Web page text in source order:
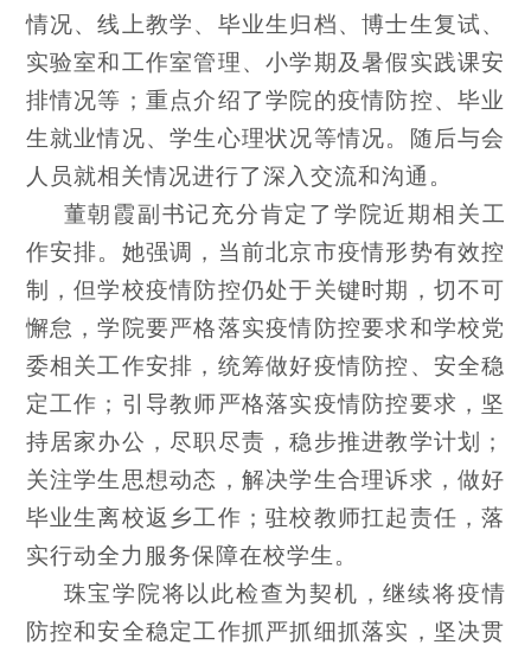
情况、线上教学、毕业生归档、博士生复试、
实验室和工作室管理、小学期及暑假实践课安
排情况等；重点介绍了学院的疫情防控、毕业
生就业情况、学生心理状况等情况。随后与会
人员就相关情况进行了深入交流和沟通。
董朝霞副书记充分肯定了学院近期相关工
作安排。她强调，当前北京市疫情形势有效控
制，但学校疫情防控仍处于关键时期，切不可
懈怠，学院要严格落实疫情防控要求和学校党
委相关工作安排，统筹做好疫情防控、安全稳
定工作；引导教师严格落实疫情防控要求，坚
持居家办公，尽职尽责，稳步推进教学计划；
关注学生思想动态，解决学生合理诉求，做好
毕业生离校返乡工作；驻校教师扛起责任，落
实行动全力服务保障在校学生。
珠宝学院将以此检查为契机，继续将疫情
防控和安全稳定工作抓严抓细抓落实，坚决贯